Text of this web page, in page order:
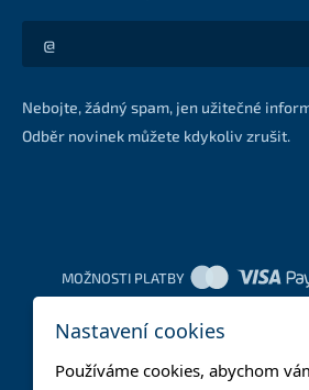
Akce a slevy na váš e-mail z první ruky
Nebojte, žádný spam, jen užitečné
Odběr novinek můžete kdykoliv zrušit.
MOŽNOSTI PLATBY
Nastavení cookies
Používáme cookies, abychom